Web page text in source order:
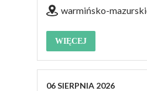
WIĘCEJ
06SIERPNIA 2026